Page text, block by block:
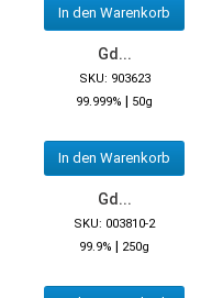
In den Warenkorb
Gd...
SKU: 903623
99.999% | 50g
In den Warenkorb
Gd...
SKU: 003810-2
99.9% | 250g